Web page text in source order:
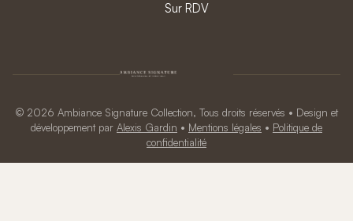
Sur RDV
© 2026 Ambiance Signature Collection, Tous droits réservés • Design et
développement par Alexis Gardin • Mentions légales • Politique de
confidentialité